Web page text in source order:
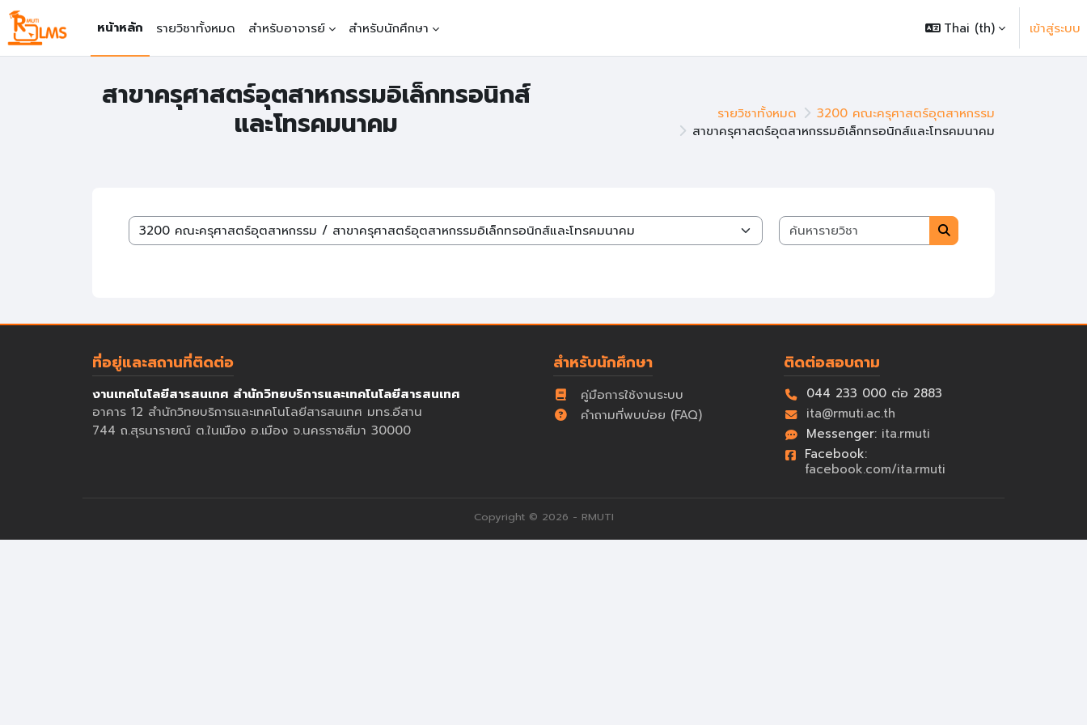
ข้ามไปที่เนื้อหาหลัก
หน้าหลัก
รายวิชาทั้งหมด สำหรับอาจารย์ สำหรับนักศึกษา Thai ‎(th)‎ เข้าสู่ระบบ
สาขาครุศาสตร์อุตสาหกรรมอิเล็กทรอนิกส์
และโทรคมนาคม รายวิชาทั้งหมด
3200 คณะครุศาสตร์อุตสาหกรรม
สาขาครุศาสตร์อุตสาหกรรมอิเล็กทรอนิกส์และโทรคมนาคม
หมวดหมู่รายวิชา
ค้นหารายวิชา
ค้นหารายวิชา
ที่อยู่และสถานที่ติดต่อ
งานเทคโนโลยีสารสนเทศ สำนักวิทยบริการและเทคโนโลยีสารสนเทศ
อาคาร 12 สำนักวิทยบริการและเทคโนโลยีสารสนเทศ มทร.อีสาน
744 ถ.สุรนารายณ์ ต.ในเมือง อ.เมือง จ.นครราชสีมา 30000
สำหรับนักศึกษา
คู่มือการใช้งานระบบ
คำถามที่พบบ่อย (FAQ)
ติดต่อสอบถาม
044 233 000 ต่อ 2883
ita@rmuti.ac.th
Messenger: ita.rmuti
Facebook:
facebook.com/ita.rmuti
Copyright © 2026 - RMUTI